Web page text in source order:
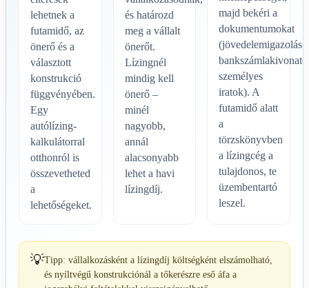
lehetnek a
futamidő, az
önerő és a
választott
konstrukció
függvényében.
Egy
autólízing-
kalkulátorral
otthonról is
összevetheted
a
lehetőségeket.
és határozd
meg a vállalt
önerőt.
Lízingnél
mindig kell
önerő –
minél
nagyobb,
annál
alacsonyabb
lehet a havi
lízingdíj.
majd bekéri a
dokumentumokat
(jövedelemigazolás,
személyes
iratok). A
futamidő alatt
a
törzskönyvben
a lízingcég a
tulajdonos, te
üzembentartó
leszel.
💡Tipp: vállalkozásként a lízingdíj költségként elszámolható,
és nyíltvégű konstrukciónál a tőkerészre eső áfa a